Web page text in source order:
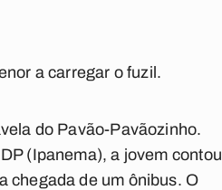
a carregar o fuzil.
do Pavão-Pavãozinho.
(Ipanema), a jovem contou
chegada de um ônibus. O